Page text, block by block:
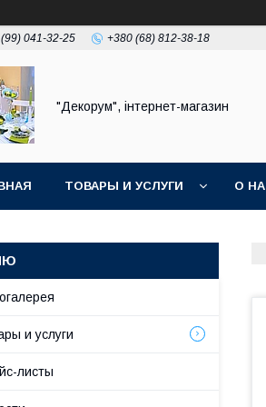
041-32-25 +380 (68) 812-38-18
"Декорум", інтернет-магазин
ТОВАРЫ И УСЛУГИ О
и услуги
листы